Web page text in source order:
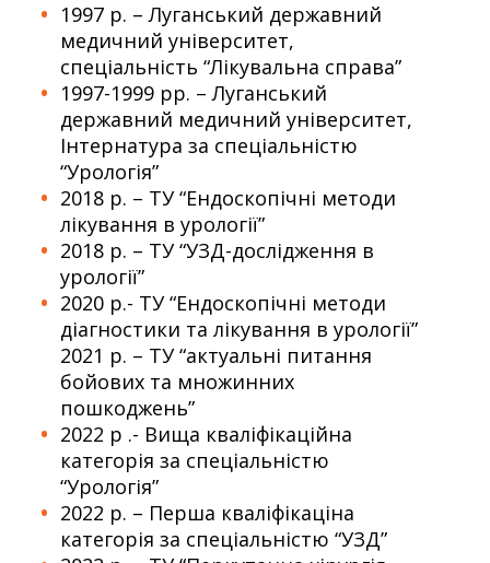
1997 р. – Луганський державний
медичний університет,
спеціальність “Лікувальна справа”
1997-1999 рр. – Луганський
державний медичний університет,
Інтернатура за спеціальністю
“Урологія”
2018 р. – ТУ “Ендоскопічні методи
лікування в урології”
2018 р. – ТУ “УЗД-дослідження в
урології”
2020 р.- ТУ “Ендоскопічні методи
діагностики та лікування в урології”
2021 р. – ТУ “актуальні питання
бойових та множинних
пошкоджень”
2022 р .- Вища кваліфікаційна
категорія за спеціальністю
“Урологія”
2022 р. – Перша кваліфікаціна
категорія за спеціальністю “УЗД”